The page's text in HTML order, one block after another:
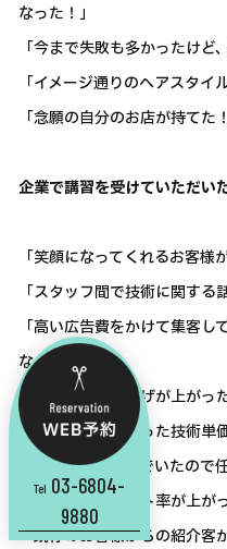
なった！」
「今まで失敗も多かったけど
「イメージ通りのヘアスタイ
「念願の自分のお店が持てた！
企業で講習を受けていただい
「笑顔になってくれるお客様
「スタッフ間で技術に関する
「高い広告費をかけて集客
なった！」
「お店全体の売上げが上がった
「今までの課題だった技術単
「技術指導に悩んでいたので
「お客様のリピート率が上が
「既存のお客様からの紹介客
Tel 03-6804-
9880